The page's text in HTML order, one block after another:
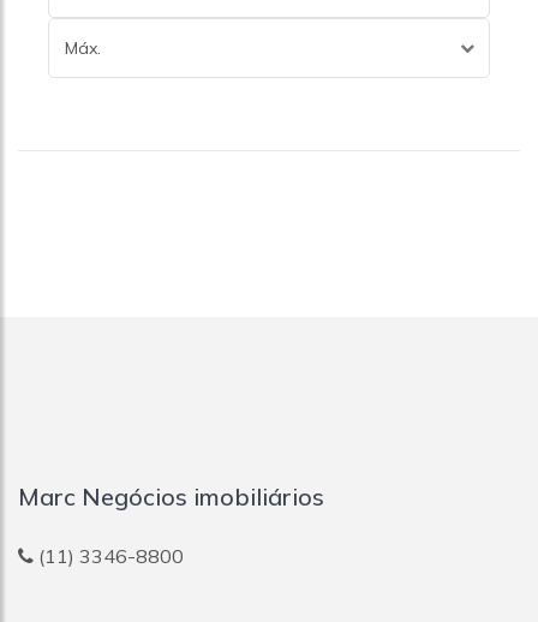
Máx.
Marc Negócios imobiliários
(11) 3346-8800